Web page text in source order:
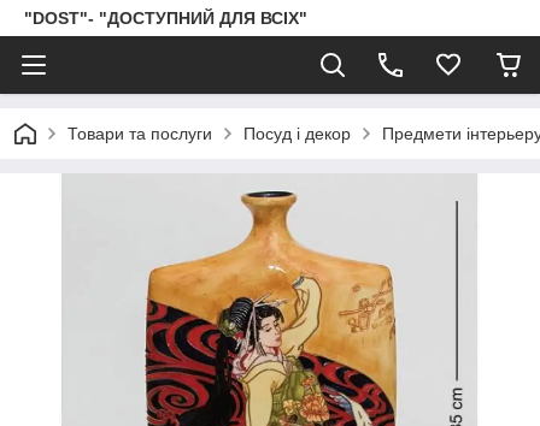
"DOST"- "ДОСТУПНИЙ ДЛЯ ВСІХ"
Товари та послуги Посуд і декор Предмети